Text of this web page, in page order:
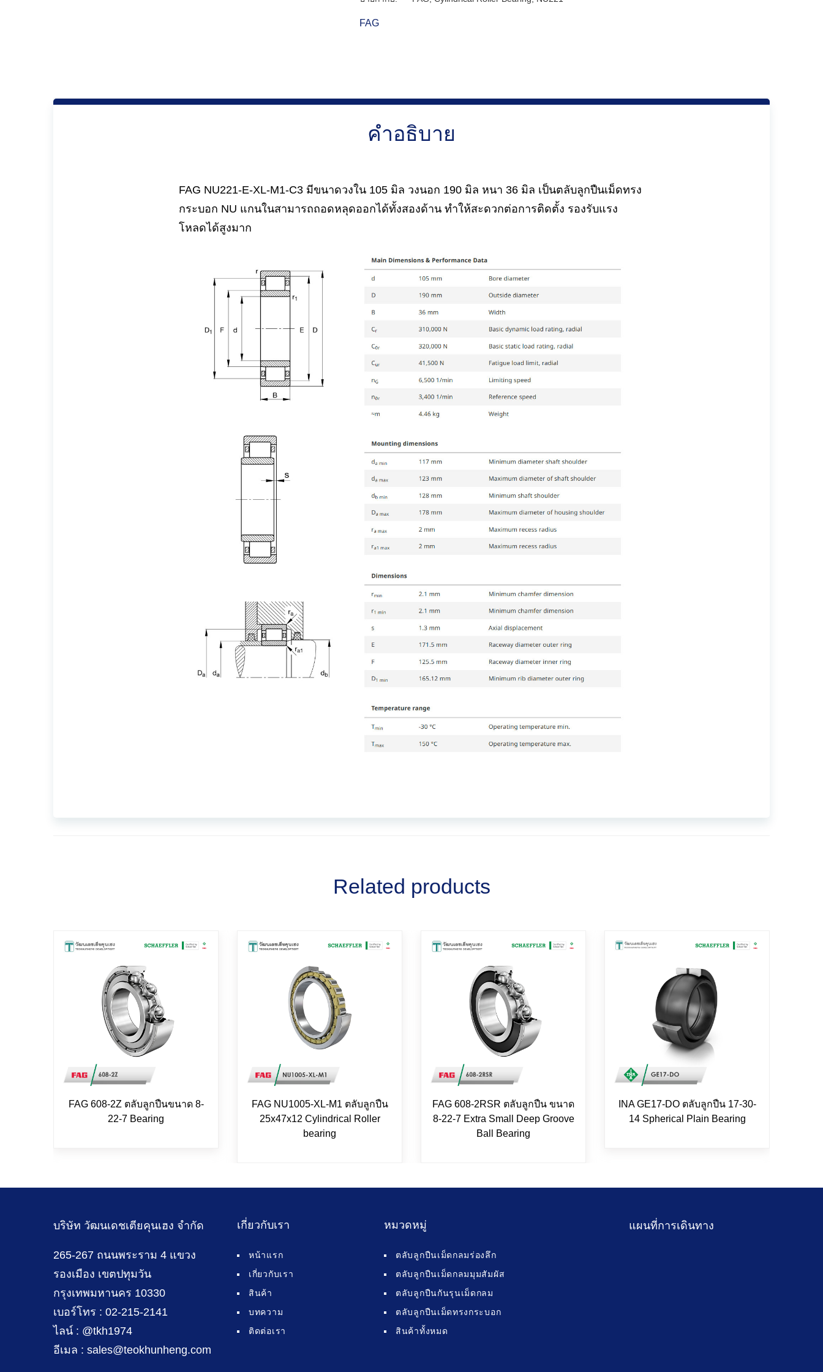
FAG
คำอธิบาย
FAG NU221-E-XL-M1-C3 มีขนาดวงใน 105 มิล วงนอก 190 มิล หนา 36 มิล เป็นตลับลูกปืนเม็ดทรง
กระบอก NU แกนในสามารถถอดหลุดออกได้ทั้งสองด้าน ทำให้สะดวกต่อการติดตั้ง รองรับแรง
โหลดได้สูงมาก
Related products
FAG 608-2Z ตลับลูกปืนขนาด 8-
22-7 Bearing
FAG NU1005-XL-M1 ตลับลูกปืน
25x47x12 Cylindrical Roller
bearing
FAG 608-2RSR ตลับลูกปืน ขนาด
8-22-7 Extra Small Deep Groove
Ball Bearing
INA GE17-DO ตลับลูกปืน 17-30-
14 Spherical Plain Bearing
บริษัท วัฒนเดชเตียคุนเฮง จำกัด
265-267 ถนนพระราม 4 แขวง
รองเมือง เขตปทุมวัน
กรุงเทพมหานคร 10330
เบอร์โทร : 02-215-2141
ไลน์ : @tkh1974
อีเมล : sales@teokhunheng.com
เกี่ยวกับเรา
หน้าแรก
เกี่ยวกับเรา
สินค้า
บทความ
ติดต่อเรา
หมวดหมู่
ตลับลูกปืนเม็ดกลมร่องลึก
ตลับลูกปืนเม็ดกลมมุมสัมผัส
ตลับลูกปืนกันรุนเม็ดกลม
ตลับลูกปืนเม็ดทรงกระบอก
สินค้าทั้งหมด
แผนที่การเดินทาง